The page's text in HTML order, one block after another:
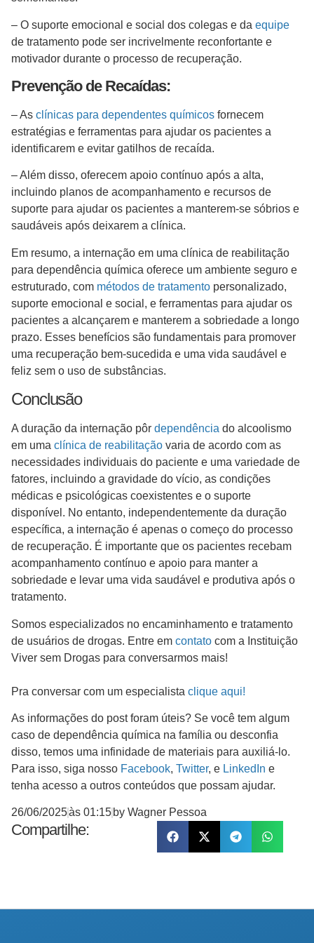
– O suporte emocional e social dos colegas e da equipe
de tratamento pode ser incrivelmente reconfortante e
motivador durante o processo de recuperação.
Prevenção de Recaídas:
– As clínicas para dependentes químicos fornecem
estratégias e ferramentas para ajudar os pacientes a
identificarem e evitar gatilhos de recaída.
– Além disso, oferecem apoio contínuo após a alta,
incluindo planos de acompanhamento e recursos de
suporte para ajudar os pacientes a manterem-se sóbrios e
saudáveis após deixarem a clínica.
Em resumo, a internação em uma clínica de reabilitação
para dependência química oferece um ambiente seguro e
estruturado, com métodos de tratamento personalizado,
suporte emocional e social, e ferramentas para ajudar os
pacientes a alcançarem e manterem a sobriedade a longo
prazo. Esses benefícios são fundamentais para promover
uma recuperação bem-sucedida e uma vida saudável e
feliz sem o uso de substâncias.
Conclusão
A duração da internação pôr dependência do alcoolismo
em uma clínica de reabilitação varia de acordo com as
necessidades individuais do paciente e uma variedade de
fatores, incluindo a gravidade do vício, as condições
médicas e psicológicas coexistentes e o suporte
disponível. No entanto, independentemente da duração
específica, a internação é apenas o começo do processo
de recuperação. É importante que os pacientes recebam
acompanhamento contínuo e apoio para manter a
sobriedade e levar uma vida saudável e produtiva após o
tratamento.
Somos especializados no encaminhamento e tratamento
de usuários de drogas. Entre em contato com a Instituição
Viver sem Drogas para conversarmos mais!
Pra conversar com um especialista clique aqui!
As informações do post foram úteis? Se você tem algum
caso de dependência química na família ou desconfia
disso, temos uma infinidade de materiais para auxiliá-lo.
Para isso, siga nosso Facebook, Twitter, e LinkedIn e
tenha acesso a outros conteúdos que possam ajudar.
26/06/2025às 01:15 by Wagner Pessoa
Compartilhe: